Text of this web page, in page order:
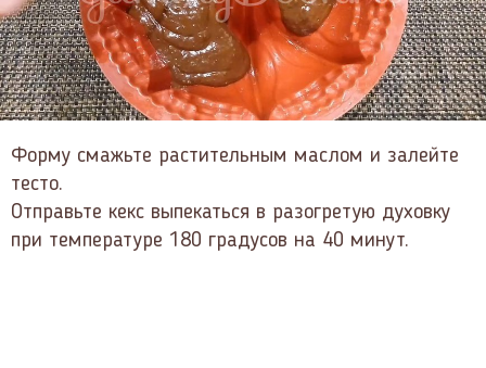
Форму смажьте растительным маслом и залейте
тесто.
Отправьте кекс выпекаться в разогретую духовку
при температуре 180 градусов на 40 минут.